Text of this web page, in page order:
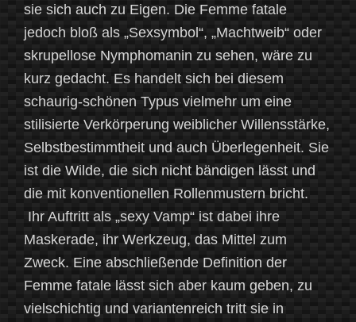
sie sich auch zu Eigen. Die Femme fatale
jedoch bloß als „Sexsymbol“, „Machtweib“ oder
skrupellose Nymphomanin zu sehen, wäre zu
kurz gedacht. Es handelt sich bei diesem
schaurig-schönen Typus vielmehr um eine
stilisierte Verkörperung weiblicher Willensstärke,
Selbstbestimmtheit und auch Überlegenheit. Sie
ist die Wilde, die sich nicht bändigen lässt und
die mit konventionellen Rollenmustern bricht.
Ihr Auftritt als „sexy Vamp“ ist dabei ihre
Maskerade, ihr Werkzeug, das Mittel zum
Zweck. Eine abschließende Definition der
Femme fatale lässt sich aber kaum geben, zu
vielschichtig und variantenreich tritt sie in